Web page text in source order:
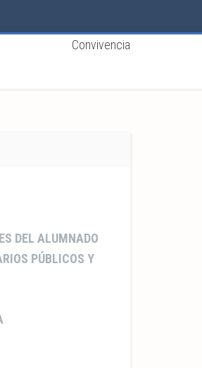
Convivencia
DEL ALUMNADO
PÚBLICOS Y